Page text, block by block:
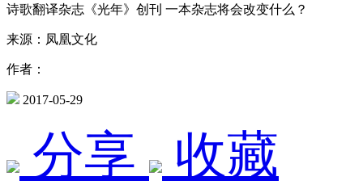
诗歌翻译杂志《光年》创刊 一本杂志将会改变什么？
来源：凤凰文化
作者：
2017-05-29
分享 收藏